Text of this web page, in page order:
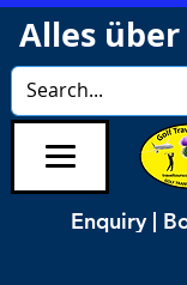
Alles
Enquiry |